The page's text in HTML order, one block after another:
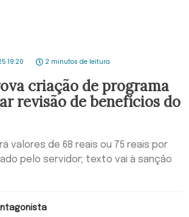
19:20 2 minutos de leitura
criação de programa
revisão de benefícios do
valores de 68 reais ou 75 reais por
pelo servidor; texto vai à sanção